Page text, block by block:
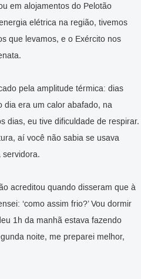
em alojamentos do Pelotão
elétrica na região, tivemos
que levamos, e o Exército nos
pela amplitude térmica: dias
dia era um calor abafado, na
dias, eu tive dificuldade de respirar.
aí você não sabia se usava
servidora.
acreditou quando disseram que à
‘como assim frio?’ Vou dormir
1h da manhã estava fazendo
noite, me preparei melhor,